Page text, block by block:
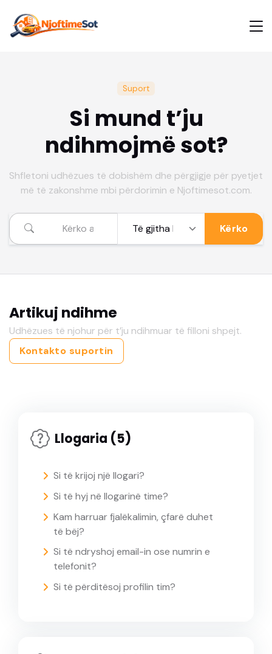
Suport
Si mund t’ju
ndihmojmë sot?
Shfletoni udhëzues të dobishëm dhe përgjigje për pyetjet
më të zakonshme mbi përdorimin e Njoftimesot.com.
Kërko
Artikuj ndihme
Udhëzues të njohur për t’ju ndihmuar të filloni shpejt.
Kontakto suportin
Llogaria (5)
Si të krijoj një llogari?
Si të hyj në llogarinë time?
Kam harruar fjalëkalimin, çfarë duhet
të bëj?
Si të ndryshoj email-in ose numrin e
telefonit?
Si të përditësoj profilin tim?